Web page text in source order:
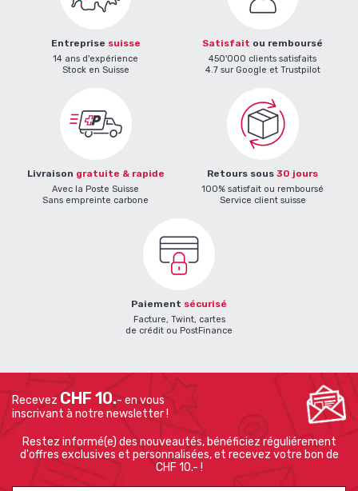
Entreprise suisse
14 ans d'expérience
Stock en Suisse
Satisfait ou remboursé
450'000 clients satisfaits
4.7 sur Google et Trustpilot
Livraison gratuite & rapide
Avec la Poste Suisse
Sans empreinte carbone
Retours sous 30 jours
100% satisfait ou remboursé
Service client suisse
Paiement sécurisé
Facture, Twint, cartes
de crédit ou PostFinance
RecevezCHF 10.- en vous
inscrivant à notre newsletter !
Restez informé(e) des nouveautés, bénéficiez réguliérement
d'offres exclusives et personnalisées, et recevez votre bon de
CHF 10.- !